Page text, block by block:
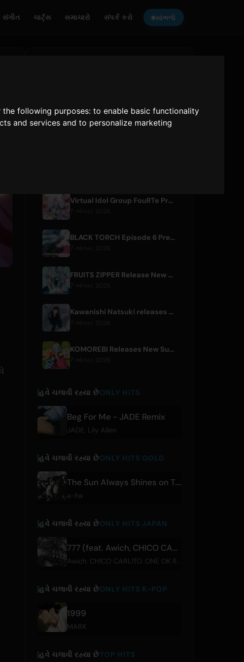
the following purposes:to enable basic functionality
and services and to personalize marketing
સંગીત ચાર્ટ્સ સમાચારો સંપર્ક કરો સાંભળો
Only Hits Japan
Virtual Idol Group FouRTe Project Debuts with 'ALL IN' Album Produced by m-flo's ☆Taku Takahashi
7 ઑગસ્ટ 2026
BLACK TORCH Episode 6 Preview and Streaming Details
FRUITS ZIPPER Release New Collaboration Song '1,2,3,FOOOOUR'
Kawanishi Natsuki releases digital single 'Sayonara wa Ichiban Kirei na Atashi de'
KOMOREBI Releases New Summer Single 'Letsu Natsu'
7 ઑગસ્ટ 2026
હવે ચલાવી રહ્યા છેONLY HITS
Beg For Me - JADE Remix
JADE Lily Allen
હવે ચલાવી રહ્યા છેONLY HITS GOLD
The Sun Always Shines on T.V.
a-ha
હવે ચલાવી રહ્યા છેONLY HITS JAPAN
777 (feat. Awich, CHICO CARLITO, ONE OK ROCK & Paledusk)
Awich CHICO CARLITO ONE OK ROCK
હવે ચલાવી રહ્યા છેONLY HITS K-POP
1999
MARK
હવે ચલાવી રહ્યા છેTOP HITS